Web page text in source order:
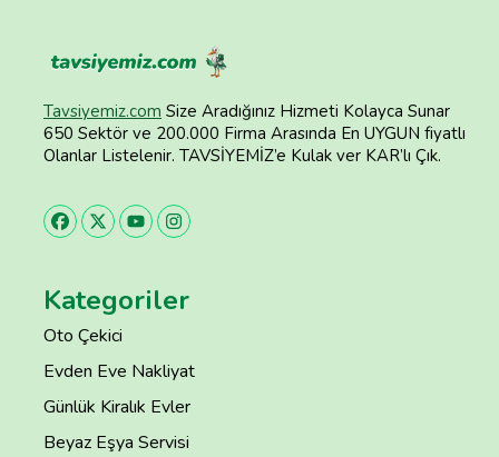
Tavsiyemiz.com Size Aradığınız Hizmeti Kolayca Sunar
650 Sektör ve 200.000 Firma Arasında En UYGUN fiyatlı
Olanlar Listelenir. TAVSİYEMİZ’e Kulak ver KAR’lı Çık.
Kategoriler
Oto Çekici
Evden Eve Nakliyat
Günlük Kiralık Evler
Beyaz Eşya Servisi